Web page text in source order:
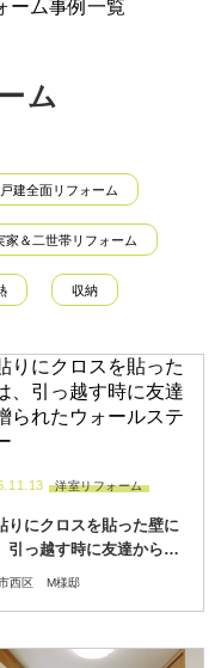
ーム事例一覧
ム
戸建全面リフォーム
家＆二世帯リフォーム
収納
洋室リフォーム
りにクロスを貼った壁に
引っ越す時に友達から贈
れたウォールステッカー
西区 M様邸